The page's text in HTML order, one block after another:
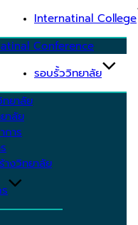
Internatinal College
Conference
รอบรั้ววิทยาลัย
ทยาลัย
าลัย
การ
างวิทยาลัย